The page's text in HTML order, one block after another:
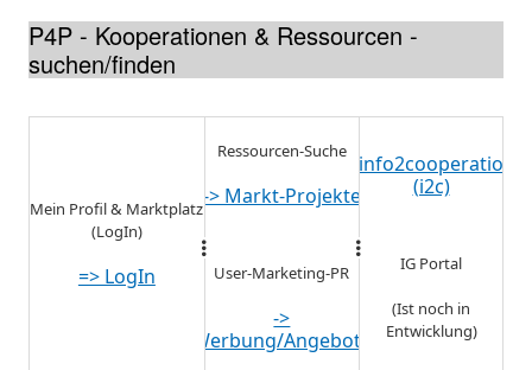
P4P - Kooperationen & Ressourcen -
suchen/finden
Mein Profil & Marktplatz
(LogIn)
=> LogIn
Ressourcen-Suche
-> Markt-Projekte
User-Marketing-PR
->
Werbung/Angebote
info2cooperatio
(i2c)
IG Portal
(Ist noch in
Entwicklung)